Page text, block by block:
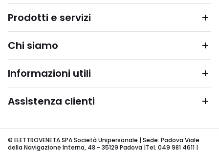
Prodotti e servizi
Chi siamo
Informazioni utili
Assistenza clienti
© ELETTROVENETA SPA Società Unipersonale | Sede: Padova Viale
della Navigazione Interna, 48 - 35129 Padova |Tel. 049 981 4611 |